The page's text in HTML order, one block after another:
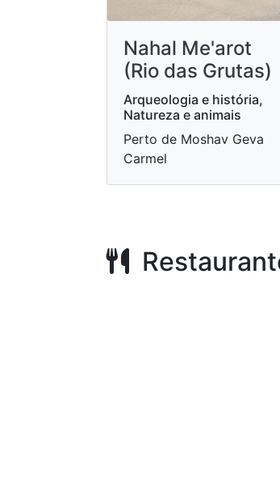
Nahal Me'arot
(Rio das Grutas)
Arqueologia e história,
Natureza e animais
Perto de Moshav Geva
Carmel